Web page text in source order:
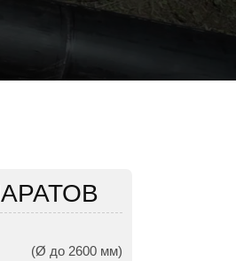
(Ø до 2600 мм)